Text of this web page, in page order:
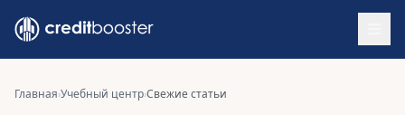
Главная›Учебный центр›Свежие статьи